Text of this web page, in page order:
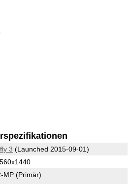
3 (Launched 2015-09-01)
MP (Primär)